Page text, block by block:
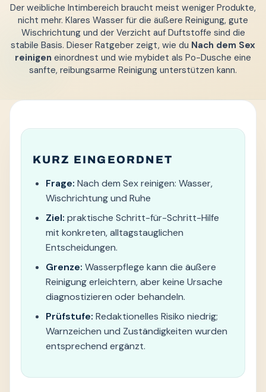
Der weibliche Intimbereich braucht meist weniger Produkte,
nicht mehr. Klares Wasser für die äußere Reinigung, gute
Wischrichtung und der Verzicht auf Duftstoffe sind die
stabile Basis. Dieser Ratgeber zeigt, wie du Nach dem Sex
reinigen einordnest und wie mybidet als Po-Dusche eine
sanfte, reibungsarme Reinigung unterstützen kann.
KURZ EINGEORDNET
Frage: Nach dem Sex reinigen: Wasser,
Wischrichtung und Ruhe
Ziel: praktische Schritt-für-Schritt-Hilfe
mit konkreten, alltagstauglichen
Entscheidungen.
Grenze: Wasserpflege kann die äußere
Reinigung erleichtern, aber keine Ursache
diagnostizieren oder behandeln.
Prüfstufe: Redaktionelles Risiko niedrig;
Warnzeichen und Zuständigkeiten wurden
entsprechend ergänzt.